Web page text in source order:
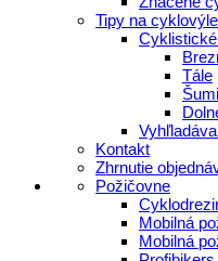
Tipy na
Tále
Kontakt
Zhrnutie
Požičovne
Mobilná
Mobilná